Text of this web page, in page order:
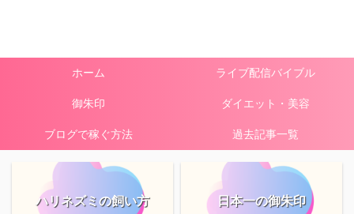
ホーム ライブ配信バイブル
御朱印 ダイエット・美容
ブログで稼ぐ方法 過去記事一覧
ハリネズミの飼い方 日本一の御朱印